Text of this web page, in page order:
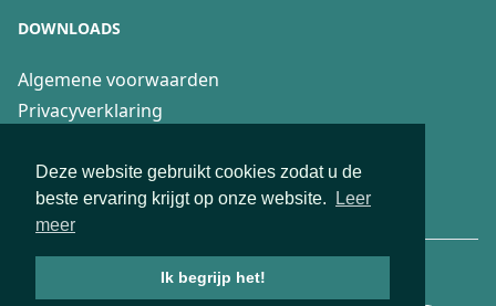
Deze website gebruikt cookies zodat u de
beste ervaring krijgt op onze website.
Leer
meer
Ik begrijp het!
DOWNLOADS
Algemene voorwaarden
Privacyverklaring
Fair Practice Code voor 4boeken
Aanwijzingen Boekenblog recensenten
© 2026 Deze website is ontwikkeld en SEO geoptimaliseerd door